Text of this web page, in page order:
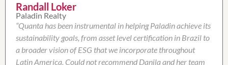
Randall Loker
Paladin Realty
“Quanta has been instrumental in helping Paladin achieve its
sustainability goals, from asset level certification in Brazil to
a broader vision of ESG that we incorporate throughout
Latin America. Could not recommend Danila and her team